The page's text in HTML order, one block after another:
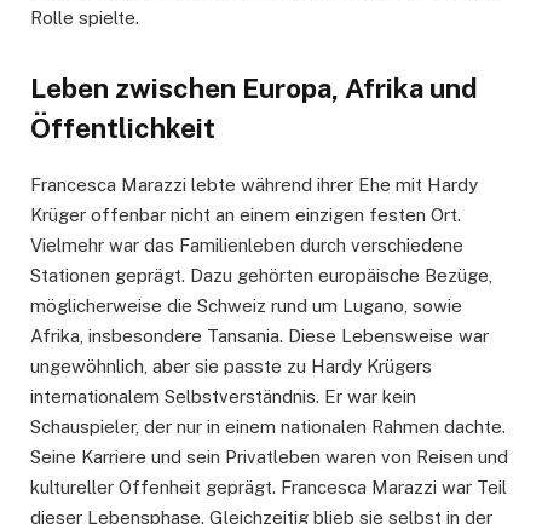
Rolle spielte.
Leben zwischen Europa, Afrika und
Öffentlichkeit
Francesca Marazzi lebte während ihrer Ehe mit Hardy
Krüger offenbar nicht an einem einzigen festen Ort.
Vielmehr war das Familienleben durch verschiedene
Stationen geprägt. Dazu gehörten europäische Bezüge,
möglicherweise die Schweiz rund um Lugano, sowie
Afrika, insbesondere Tansania. Diese Lebensweise war
ungewöhnlich, aber sie passte zu Hardy Krügers
internationalem Selbstverständnis. Er war kein
Schauspieler, der nur in einem nationalen Rahmen dachte.
Seine Karriere und sein Privatleben waren von Reisen und
kultureller Offenheit geprägt. Francesca Marazzi war Teil
dieser Lebensphase. Gleichzeitig blieb sie selbst in der